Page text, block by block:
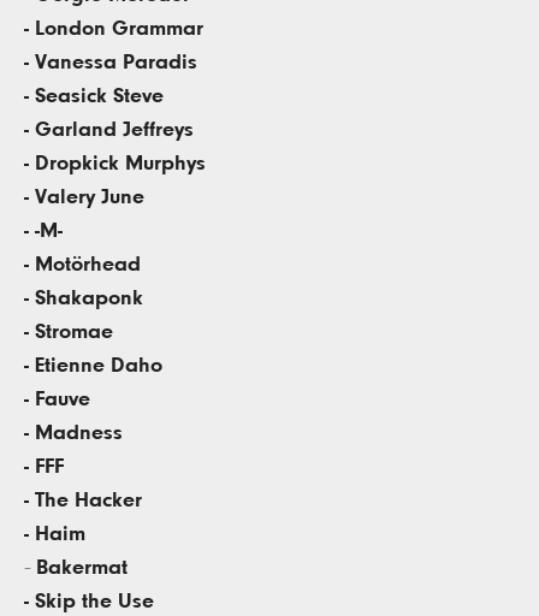
- London Grammar
- Vanessa Paradis
- Seasick Steve
- Garland Jeffreys
- Dropkick Murphys
- Valery June
- -M-
- Motörhead
- Shakaponk
- Stromae
- Etienne Daho
- Fauve
- Madness
- FFF
- The Hacker
- Haim
- Bakermat
- Skip the Use